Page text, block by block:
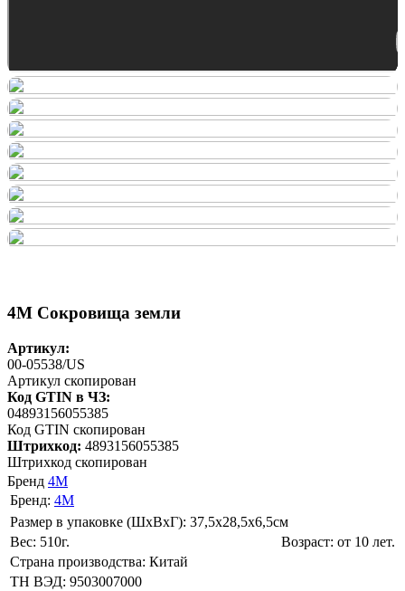
4М Сокровища земли
Артикул:
00-05538/US
Артикул скопирован
Код GTIN в ЧЗ:
04893156055385
Код GTIN скопирован
Штрихкод: 4893156055385
Штрихкод скопирован
Бренд 4M
Бренд: 4M
Размер в упаковке (ШхВxГ): 37,5х28,5х6,5cм
Вес: 510г.
Возраст: от 10 лет.
Страна производства: Китай
ТН ВЭД: 9503007000